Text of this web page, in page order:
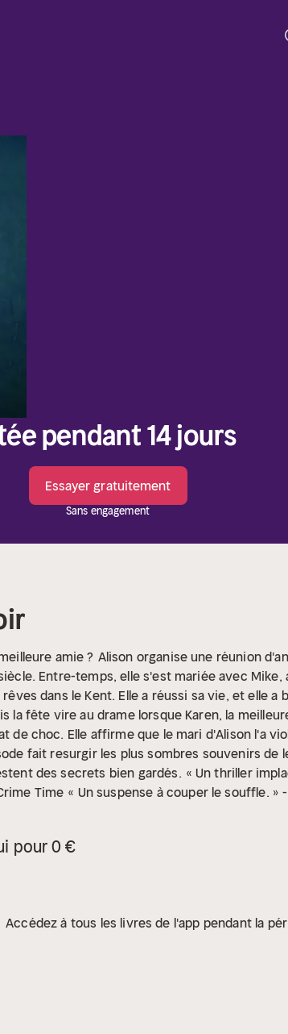
pendant 14 jours
Essayer gratuitement
Sans engagement
amie ? Alison organise une réunion
Entre-temps, elle s'est mariée avec
dans le Kent. Elle a réussi sa vie, et elle a
la fête vire au drame lorsque Karen, la
de choc. Elle affirme que le mari d'Alison l'a
fait resurgir les plus sombres souvenirs de
des secrets bien gardés. « Un thriller
Time « Un suspense à couper le souffle. »
pour 0 €
Accédez à tous les livres de l'app pendant la